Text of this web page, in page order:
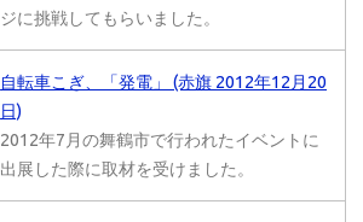
ジに挑戦してもらいました。
自転車こぎ、「発電」 (赤旗 2012年12月20
日)
2012年7月の舞鶴市で行われたイベントに
出展した際に取材を受けました。